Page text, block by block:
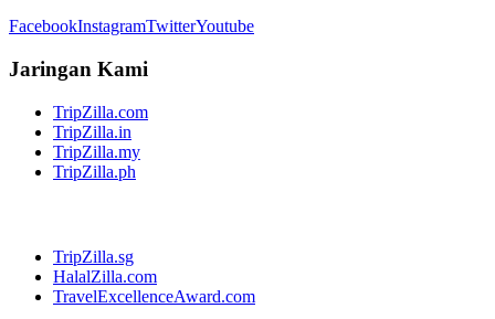
FacebookInstagramTwitterYoutube
Jaringan Kami
TripZilla.com
TripZilla.in
TripZilla.my
TripZilla.ph
TripZilla.sg
HalalZilla.com
TravelExcellenceAward.com